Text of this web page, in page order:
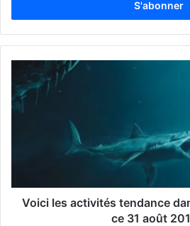
e
z
r
e
Voici les activités tendance
ce 31 août